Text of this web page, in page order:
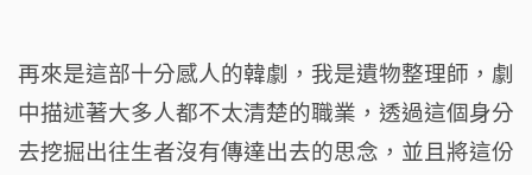
再來是這部十分感人的韓劇，我是遺物整理師，劇
中描述著大多人都不太清楚的職業，透過這個身分
去挖掘出往生者沒有傳達出去的思念，並且將這份